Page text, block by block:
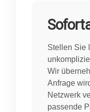
Stellen Sie
Wir
Anfrage
Netzwerk
passende